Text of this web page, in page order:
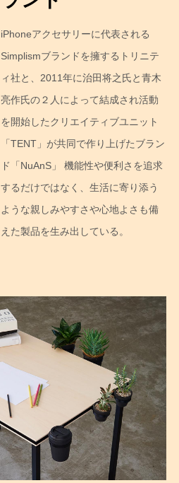
iPhoneアクセサリーに代表される
Simplismブランドを擁するトリニテ
ィ社と、2011年に治田将之氏と青木
亮作氏の２人によって結成され活動
を開始したクリエイティブユニット
「TENT」が共同で作り上げたブラン
ド「NuAnS」 機能性や便利さを追求
するだけではなく、生活に寄り添う
ような親しみやすさや心地よさも備
えた製品を生み出している。